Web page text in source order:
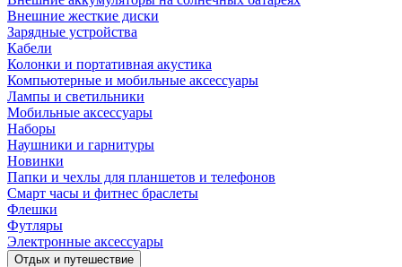
Внешние жесткие диски
Зарядные устройства
Кабели
Колонки и портативная акустика
Компьютерные и мобильные аксессуары
Лампы и светильники
Мобильные аксессуары
Наборы
Наушники и гарнитуры
Новинки
Папки и чехлы для планшетов и телефонов
Смарт часы и фитнес браслеты
Флешки
Футляры
Электронные аксессуары
Отдых и путешествие